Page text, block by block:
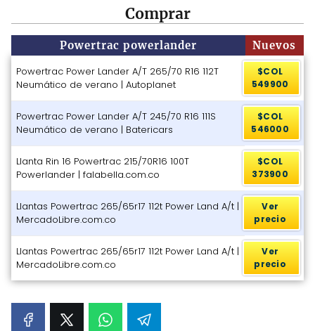
Comprar
Powertrac powerlander
Nuevos
Powertrac Power Lander A/T 265/70 R16 112T
Neumático de verano | Autoplanet
$COL
549900
Powertrac Power Lander A/T 245/70 R16 111S
Neumático de verano | Batericars
$COL
546000
Llanta Rin 16 Powertrac 215/70R16 100T
Powerlander | falabella.com.co
$COL
373900
Llantas Powertrac 265/65r17 112t Power Land A/t |
MercadoLibre.com.co
Ver
precio
Llantas Powertrac 265/65r17 112t Power Land A/t |
MercadoLibre.com.co
Ver
precio